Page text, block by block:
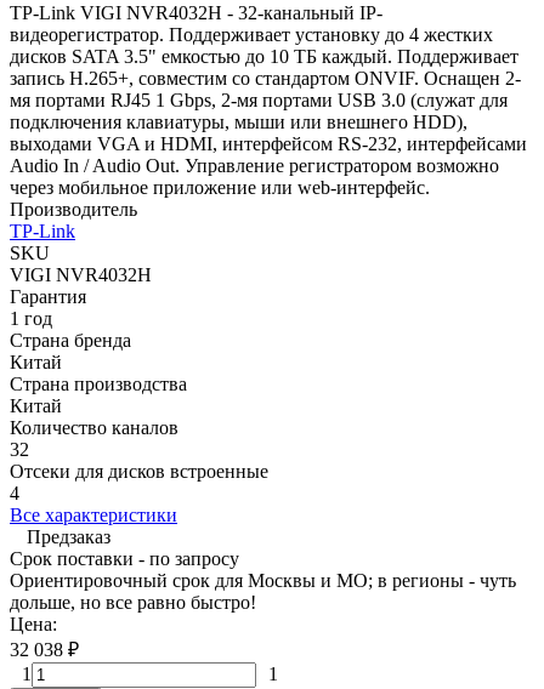
TP-Link VIGI NVR4032H - 32-канальный IP-
видеорегистратор. Поддерживает установку до 4 жестких
дисков SATA 3.5" емкостью до 10 ТБ каждый. Поддерживает
запись H.265+, совместим со стандартом ONVIF. Оснащен 2-
мя портами RJ45 1 Gbps, 2-мя портами USB 3.0 (служат для
подключения клавиатуры, мыши или внешнего HDD),
выходами VGA и HDMI, интерфейсом RS-232, интерфейсами
Audio In / Audio Out. Управление регистратором возможно
через мобильное приложение или web-интерфейс.
Производитель
TP-Link
SKU
VIGI NVR4032H
Гарантия
1 год
Страна бренда
Китай
Страна производства
Китай
Количество каналов
32
Отсеки для дисков встроенные
4
Все характеристики
Предзаказ
Срок поставки - по запросу
Ориентировочный срок для Москвы и МО; в регионы - чуть
дольше, но все равно быстро!
Цена:
32 038 ₽
1
1